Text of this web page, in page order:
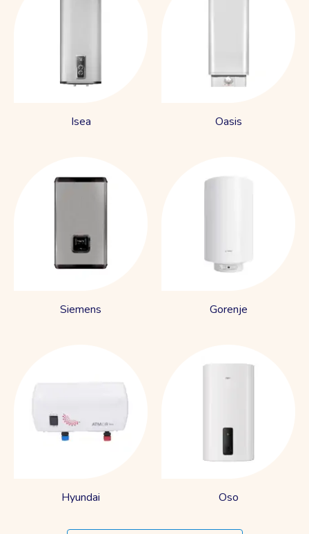
Isea Oasis
Siemens Gorenje
Hyundai Oso